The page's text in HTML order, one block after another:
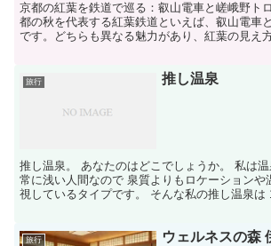
京都の紅葉を鉄道で巡る：叡山電車と嵯峨野ト
都の秋を代表する紅葉鉄道といえば、叡山電車
です。どちらも異なる魅力があり、紅葉の見え
旅行 推し温泉
推し温泉。 あなたのはどこでしょうか。 私は
常に浅い人間なので 泉質よりもロケーションや
視しているタイプです。 そんな私の推し温泉は
旅行 ウェルネスの森